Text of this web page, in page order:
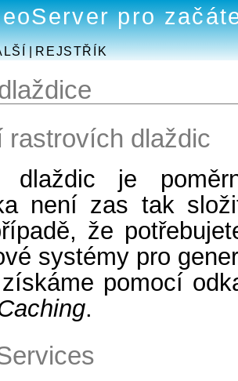
pro
|REJSTŘÍK
rastrovích dlaždic
dlaždic je
není zas tak
že
systémy pro
pomocí
.